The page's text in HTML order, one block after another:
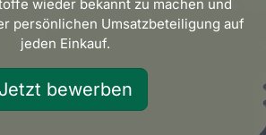
wieder bekannt zu machen und
persönlichen Umsatzbeteiligung auf
jeden Einkauf.
Jetzt bewerben